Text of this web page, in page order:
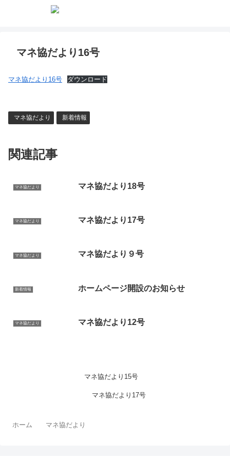
マネ協だより16号
マネ協だより16号 ダウンロード
マネ協だより 新着情報
関連記事
マネ協だより マネ協だより18号
マネ協だより マネ協だより17号
マネ協だより マネ協だより９号
新着情報 ホームページ開設のお知らせ
マネ協だより マネ協だより12号
マネ協だより15号
マネ協だより17号
ホーム マネ協だより